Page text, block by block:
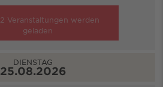
2 Veranstaltungen werden
geladen
DIENSTAG
25.08.2026